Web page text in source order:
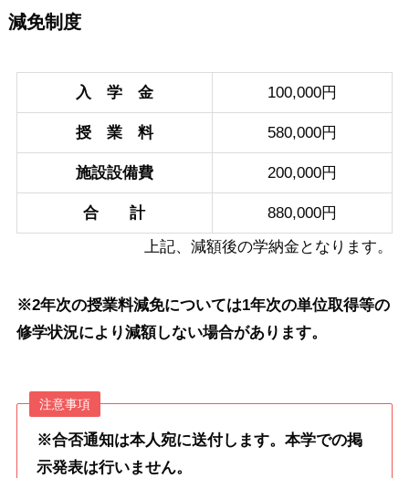
減免制度
入 学 金 100,000円
授 業 料 580,000円
施設設備費 200,000円
合 計
880,000円
上記、減額後の学納金となります。
※2年次の授業料減免については1年次の単位取得等の
修学状況により減額しない場合があります。
注意事項
※合否通知は本人宛に送付します。本学での掲
示発表は行いません。